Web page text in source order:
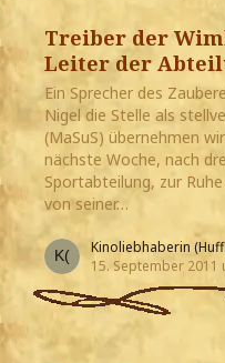
Treiber der
Leiter der
Ein Sprecher des
Nigel die Stelle als
(MaSuS) übernehmen
nächste Woche, nach
Sportabteilung, zur
von seiner…
Kinoliebhaberin
15. September 2011